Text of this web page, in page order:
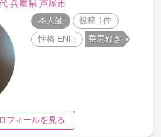
兵庫県 芦屋市
本人証 投稿 1件
性格 ENFj 乗馬好き
フィールを見る